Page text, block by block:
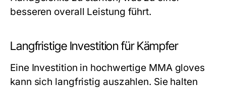
besseren overall Leistung führt.
Langfristige Investition für Kämpfer
Eine Investition in hochwertige MMA gloves
kann sich langfristig auszahlen. Sie halten